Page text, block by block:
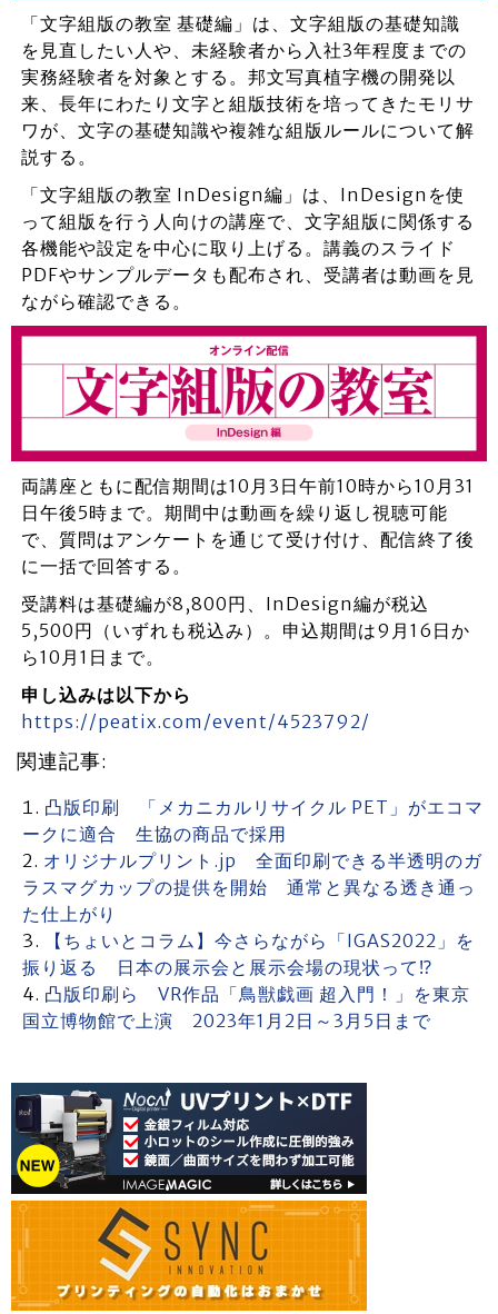
「文字組版の教室 基礎編」は、文字組版の基礎知識
を見直したい人や、未経験者から入社3年程度までの
実務経験者を対象とする。邦文写真植字機の開発以
来、長年にわたり文字と組版技術を培ってきたモリサ
ワが、文字の基礎知識や複雑な組版ルールについて解
説する。
「文字組版の教室 InDesign編」は、InDesignを使
って組版を行う人向けの講座で、文字組版に関係する
各機能や設定を中心に取り上げる。講義のスライド
PDFやサンプルデータも配布され、受講者は動画を見
ながら確認できる。
両講座ともに配信期間は10月3日午前10時から10月31
日午後5時まで。期間中は動画を繰り返し視聴可能
で、質問はアンケートを通じて受け付け、配信終了後
に一括で回答する。
受講料は基礎編が8,800円、InDesign編が税込
5,500円（いずれも税込み）。申込期間は9月16日か
ら10月1日まで。
申し込みは以下から
https://peatix.com/event/4523792/
関連記事:
凸版印刷 「メカニカルリサイクル PET」がエコマ
ークに適合 生協の商品で採用
オリジナルプリント.jp 全面印刷できる半透明のガ
ラスマグカップの提供を開始 通常と異なる透き通っ
た仕上がり
【ちょいとコラム】今さらながら「IGAS2022」を
振り返る 日本の展示会と展示会場の現状って⁉
凸版印刷ら VR作品「鳥獣戯画 超入門！」を東京
国立博物館で上演 2023年1月2日～3月5日まで